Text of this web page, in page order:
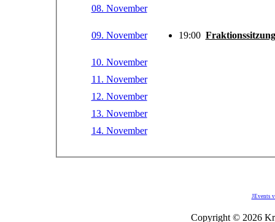
08. November
09. November 19:00
10. November
11. November
12. November
13. November
14. November
JEvents
Copyright © 2026